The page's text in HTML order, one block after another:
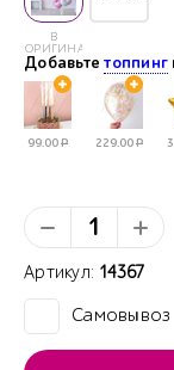
В
ОРИГИНАЛЕ
Добавьтетоппинг
99.00Р 229.00Р
Артикул: 14367
Самовывоз